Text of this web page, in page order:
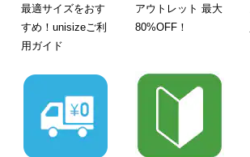
最適サイズをおす
すめ！unisizeご利
用ガイド
アウトレット 最大
80%OFF！